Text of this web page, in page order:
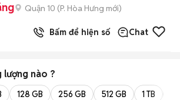
Quận 10 (P. Hòa Hưng mới)
Bấm để hiện số Chat
lượng nào ?
128 GB 256 GB 512 GB 1 TB